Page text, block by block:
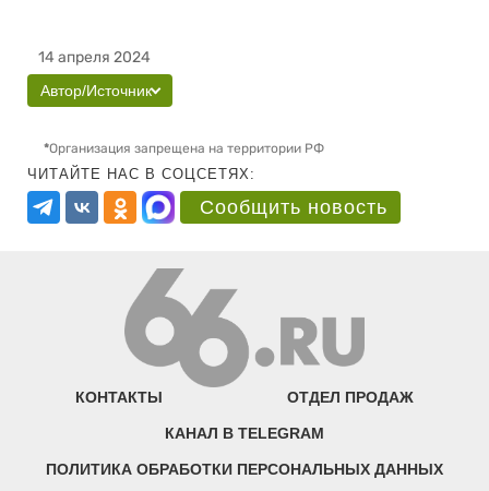
14 апреля 2024
Автор/Источник
*Организация запрещена на территории РФ
ЧИТАЙТЕ НАС В СОЦСЕТЯХ:
Сообщить новость
КОНТАКТЫ ОТДЕЛ ПРОДАЖ
КАНАЛ В TELEGRAM
ПОЛИТИКА ОБРАБОТКИ ПЕРСОНАЛЬНЫХ ДАННЫХ